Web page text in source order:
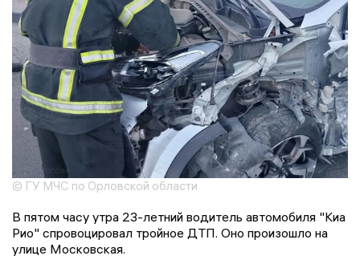
© ГУ МЧС по Орловской области
В пятом часу утра 23-летний водитель автомобиля "Киа
Рио" спровоцировал тройное ДТП. Оно произошло на
улице Московская.